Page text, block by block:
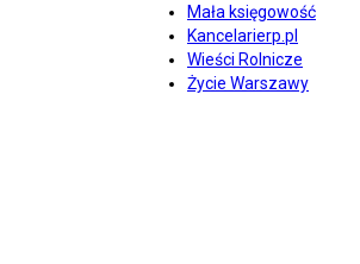
Mała księgowość
Kancelarierp.pl
Wieści Rolnicze
Życie Warszawy